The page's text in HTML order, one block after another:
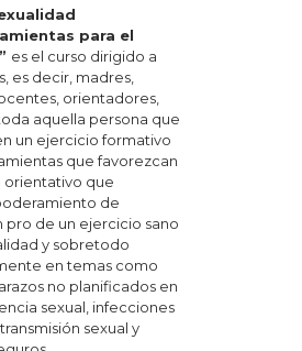
para el
es el curso dirigido a
es decir, madres,
orientadores,
aquella persona que
un ejercicio formativo
que favorezcan
que
de
pro de un ejercicio sano
y sobretodo
en temas como
no planificados en
sexual, infecciones
sexual y